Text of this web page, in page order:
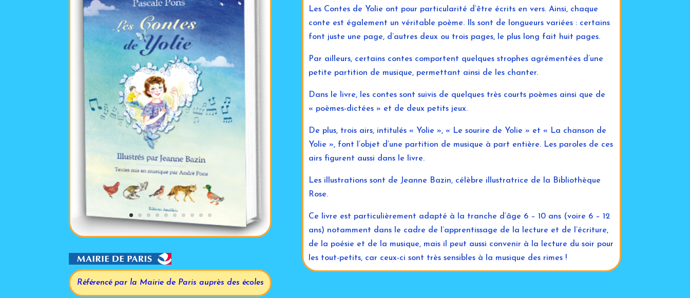
Référencé par la Mairie de Paris auprès des écoles
Les Contes de Yolie ont pour particularité d’être écrits en vers. Ainsi, chaque
conte est également un véritable poème. Ils sont de longueurs variées : certains
font juste une page, d’autres deux ou trois pages, le plus long fait huit pages.
Par ailleurs, certains contes comportent quelques strophes agrémentées d’une
petite partition de musique, permettant ainsi de les chanter.
Dans le livre, les contes sont suivis de quelques très courts poèmes ainsi que de
« poèmes-dictées » et de deux petits jeux.
De plus, trois airs, intitulés « Yolie », « Le sourire de Yolie » et « La chanson de
Yolie », font l’objet d’une partition de musique à part entière. Les paroles de ces
airs figurent aussi dans le livre.
Les illustrations sont de Jeanne Bazin, célèbre illustratrice de la Bibliothèque
Rose.
Ce livre est particulièrement adapté à la tranche d’âge 6 – 10 ans (voire 6 – 12
ans) notamment dans le cadre de l’apprentissage de la lecture et de l’écriture,
de la poésie et de la musique, mais il peut aussi convenir à la lecture du soir pour
les tout-petits, car ceux-ci sont très sensibles à la musique des rimes !